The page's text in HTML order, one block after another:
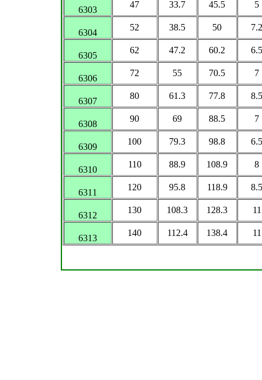
6303
47 33.7 45.5 5
6304
52 38.5 50 7.2
6305
62 47.2 60.2 6.5
6306
72 55 70.5 7
6307
80 61.3 77.8 8.5
6308
90 69 88.5 7
6309
100 79.3 98.8 6.5
6310
110 88.9 108.9 8
6311
120 95.8 118.9 8.5
6312
130 108.3 128.3 11
6313
140 112.4 138.4 11